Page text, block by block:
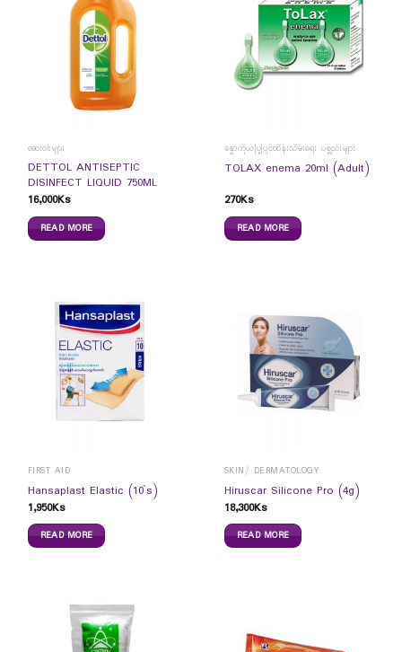
ဆေးဝါးများ
DETTOL ANTISEPTIC
DISINFECT LIQUID 750ML
16,000Ks
READ MORE
ခန္ဓာကိုယ်ပြုပြင်ထိန်းသိမ်းရေး ပစ္စည်းများ
TOLAX enema 20ml (Adult)
270Ks
READ MORE
FIRST AID
Hansaplast Elastic (10`s)
1,950Ks
READ MORE
SKIN/ DERMATOLOGY
Hiruscar Silicone Pro (4g)
18,300Ks
READ MORE